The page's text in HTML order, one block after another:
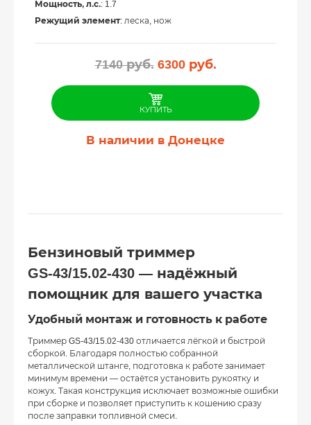
Мощность, л.с.: 1.7
Режущий элемент: леска, нож
7140руб. Первоначальная
составляла
7140
руб..
6300руб.Текущая
КУПИТЬ
В наличии в Донецке
Бензиновый триммер
GS‑43/15.02‑430 — надёжный
помощник для вашего участка
Удобный монтаж и готовность к работе
Триммер GS‑43/15.02‑430 отличается лёгкой и быстрой
сборкой. Благодаря полностью собранной
металлической штанге, подготовка к работе занимает
минимум времени — остаётся установить рукоятку и
кожух. Такая конструкция исключает возможные ошибки
при сборке и позволяет приступить к кошению сразу
после заправки топливной смеси.